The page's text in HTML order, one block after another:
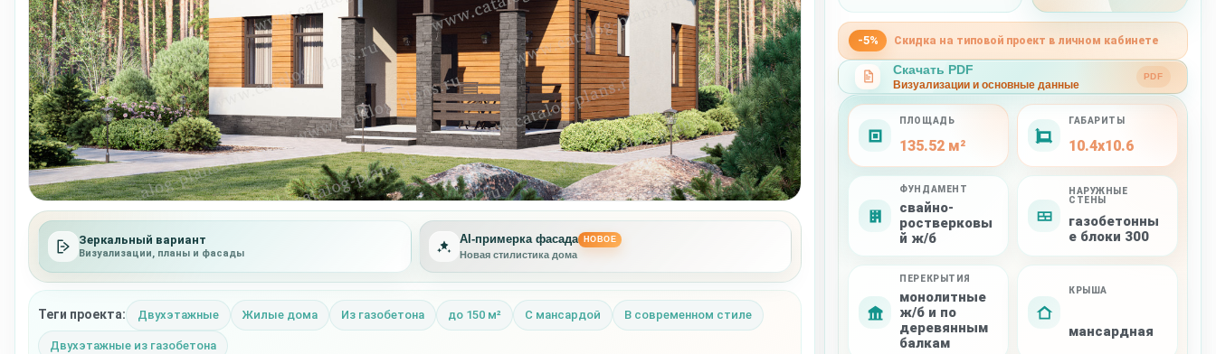
Зеркальный вариант
Визуализации, планы и фасады
AI-примерка фасада НОВОЕ
Новая стилистика дома
Другая отделка фасада
Теги проекта: Двухэтажные Жилые дома Из газобетона до 150 м² С мансардой В современном стиле
Двухэтажные из газобетона
ПЛОЩАДЬ
135.52 м²
ГАБАРИТЫ
10.4x10.6
ФУНДАМЕНТ
свайно-
ростверковы
й ж/б
НАРУЖНЫЕ
СТЕНЫ
газобетонны
е блоки 300
ПЕРЕКРЫТИЯ
монолитные
ж/б и по
деревянным
балкам
КРЫША
мансардная
-5% Скидка на типовой проект в личном кабинете
Скачать PDF
Визуализации и основные данные
PDF